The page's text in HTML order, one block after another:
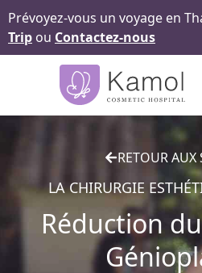
Prévoyez-vous un voyage en
Trip ou Contactez-nous
RETOUR AUX
LA CHIRURGIE
Réduction